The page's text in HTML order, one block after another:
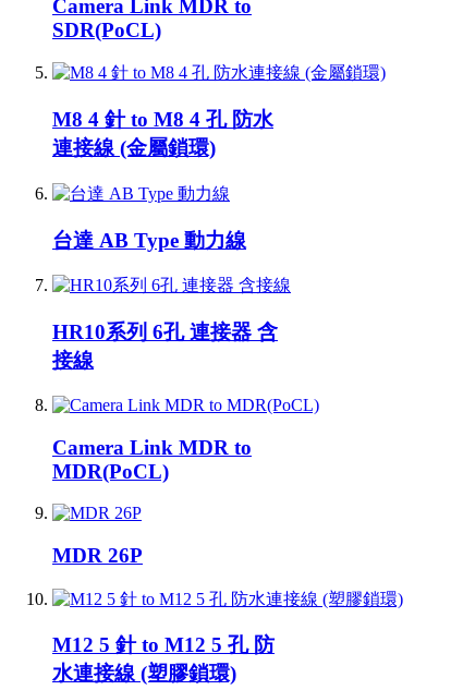
Camera Link MDR to
SDR(PoCL)
M8 4 針 to M8 4 孔 防水
連接線 (金屬鎖環)
台達 AB Type 動力線
HR10系列 6孔 連接器 含
接線
Camera Link MDR to
MDR(PoCL)
MDR 26P
M12 5 針 to M12 5 孔 防
水連接線 (塑膠鎖環)